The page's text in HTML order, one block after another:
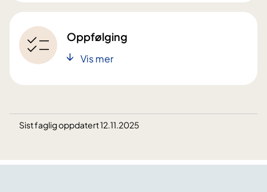
Oppfølging
Vis mer
Sist faglig oppdatert 12.11.2025